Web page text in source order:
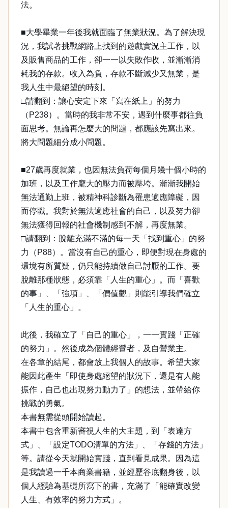
法。
■大學畢業一年後我就面臨了無業狀況。為了解決現
況，我試著挑戰網路上找到的遊戲實況主工作，以
及販售商品的工作，卻一一以失敗作收，並漸漸消
耗我的存款。收入為負，存款不斷減少又無業，是
我人生中最絕望的時刻。
□請翻到：讓心安定下來「寫在紙上」的努力
（P238）。當時的我非常不安，遇到什麼事都往負
面思考。無論再怎麼大的問題，都應該先寫出來。
將大問題細分成小問題。
■27歲再度就業，也因無法負荷每個月幾十個小時的
加班，以及工作龐大的壓力而被壓垮。漸漸我開始
無法通勤上班，被精神科診斷為罹患適應障礙，因
而停職。我對於無法適應社會的自己，以及努力卻
無法獲得回報的社會機制感到不解，再度無業。
□請翻到：脫離充滿不滿的每一天「找到重心」的努
力（P88）。當沒有自己的重心，即便對現在身處的
環境有所質疑，仍只能持續做自己討厭的工作。要
脫離那種狀態，必須靠「人生的重心」。而「喜歡
的事」、「強項」、「價值觀」則能引導我們確立
「人生的重心」。
此後，我確立了「自己的重心」，一一實踐「正確
的努力」。然後成為個體經營者，及自營業主。
在各章的結尾，都會放上我個人的故事。希望大家
能因此產生「即使身處絕望的狀況下，還是有人能
振作，自己也出現努力動力了」的想法，並帶給你
挑戰的勇氣。
本書無需從頭開始讀起。
本書中包含重新審視人生的大主題，到「表達方
式」、「設定TODO清單的方法」、「存錢的方法」
等。請從今天就開始實踐，直到看見成果。因為這
是我讀過一千本商業書籍，並經歷谷底翻身後，以
個人經驗為基礎所寫下的書，充滿了「能確實改變
人生、有效率的努力方式」。